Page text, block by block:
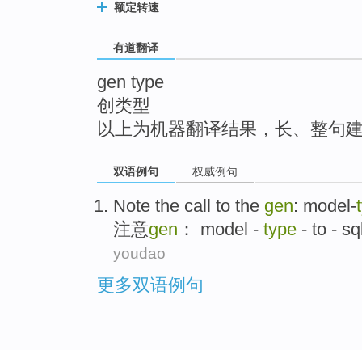
额定转速
有道翻译
gen type
创类型
以上为机器翻译结果，长、整句
双语例句 权威例句
Note the call to the gen: model-
注意gen ： model - type - to -
youdao
更多双语例句